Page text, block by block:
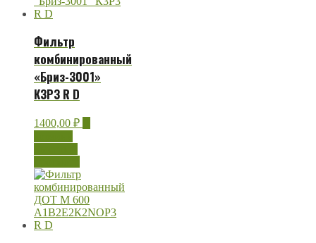
Фильтр
комбинированный
«Бриз-3001»
К3Р3 R D
1400,00 ₽